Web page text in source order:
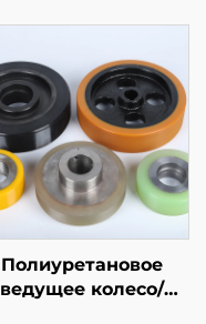
Полиуретановое
ведущее колесо/